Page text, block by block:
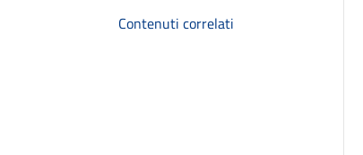
Contenuti correlati